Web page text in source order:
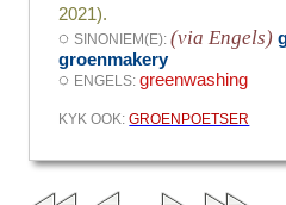
2021).
◌SINONIEM(E):(via Engels)
groenmakery
◌ ENGELS:greenwashing
KYK OOK:GROENPOETSER